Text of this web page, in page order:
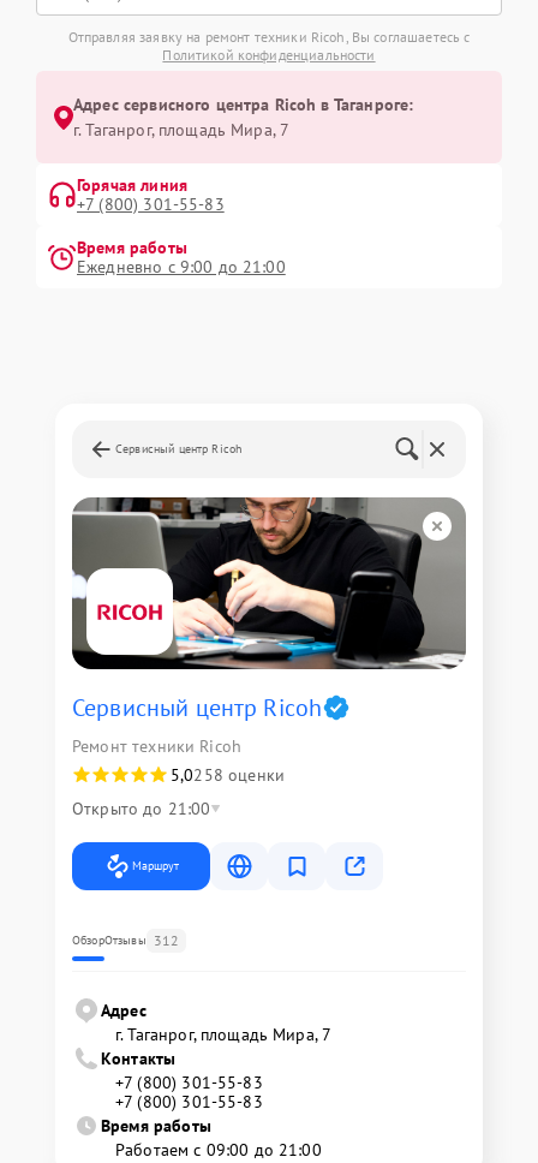
Отправляя заявку на ремонт техники Ricoh, Вы соглашаетесь с
Политикой конфиденциальности
Адрес сервисного центра Ricoh в Таганроге:
г. Таганрог, площадь Мира, 7
Горячая линия
+7 (800) 301-55-83
Время работы
Ежедневно с 9:00 до 21:00
Сервисный центр Ricoh
Сервисный центр Ricoh
Ремонт техники Ricoh
5,0258 оценки
Открыто до 21:00
Маршрут
ОбзорОтзывы 312
Адрес
г. Таганрог, площадь Мира, 7
Контакты
+7 (800) 301-55-83
+7 (800) 301-55-83
Время работы
Работаем с 09:00 до 21:00